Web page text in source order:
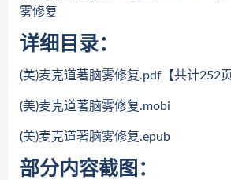
雾修复
详细目录：
(美)麦克道著脑雾修复.pdf【共计252页
(美)麦克道著脑雾修复.mobi
(美)麦克道著脑雾修复.epub
部分内容截图：